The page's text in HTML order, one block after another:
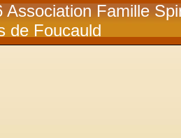
Association Famille
de Foucauld